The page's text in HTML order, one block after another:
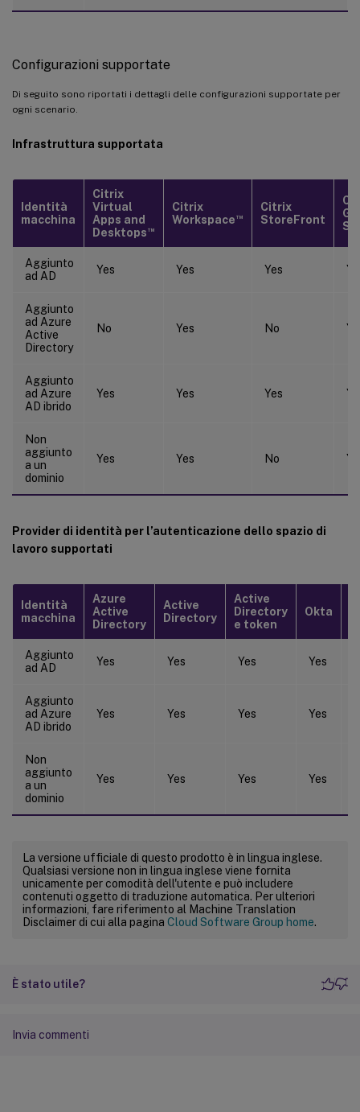
Configurazioni supportate
Di seguito sono riportati i dettagli delle configurazioni supportate per
ogni scenario.
Infrastruttura supportata
Identità
macchina
Citrix
Virtual
Apps and
Desktops™
Citrix
Workspace™
Citrix
StoreFront
Aggiunto
ad AD
Yes Yes Yes
Aggiunto
ad Azure
Active
Directory
No Yes No
Aggiunto
ad Azure
AD ibrido
Yes Yes Yes
Non
aggiunto
a un
dominio
Yes Yes No
Provider di identità per l’autenticazione dello spazio di
lavoro supportati
Identità
macchina
Azure
Active
Directory
Active
Directory
Active
Directory
e token
Okta
Aggiunto
ad AD
Yes Yes Yes Yes
Aggiunto
ad Azure
AD ibrido
Yes Yes Yes Yes
Non
aggiunto
a un
dominio
Yes Yes Yes Yes
La versione ufficiale di questo prodotto è in lingua inglese.
Qualsiasi versione non in lingua inglese viene fornita
unicamente per comodità dell'utente e può includere
contenuti oggetto di traduzione automatica. Per ulteriori
informazioni, fare riferimento al Machine Translation
Disclaimer di cui alla pagina Cloud Software Group home.
È stato utile?
Invia commenti